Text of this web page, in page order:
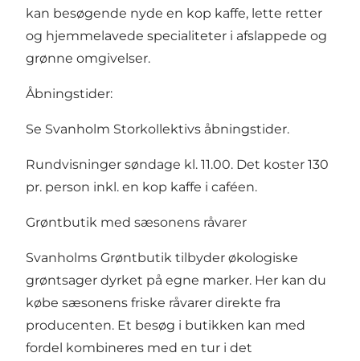
kan besøgende nyde en kop kaffe, lette retter
og hjemmelavede specialiteter i afslappede og
grønne omgivelser.
Åbningstider:
Se Svanholm Storkollektivs åbningstider.
Rundvisninger søndage kl. 11.00. Det koster 130
pr. person inkl. en kop kaffe i caféen.
Grøntbutik med sæsonens råvarer
Svanholms Grøntbutik tilbyder økologiske
grøntsager dyrket på egne marker. Her kan du
købe sæsonens friske råvarer direkte fra
producenten. Et besøg i butikken kan med
fordel kombineres med en tur i det